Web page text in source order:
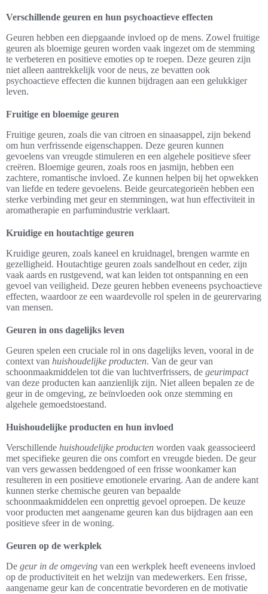
Verschillende geuren en hun psychoactieve effecten
Geuren hebben een diepgaande invloed op de mens. Zowel fruitige
geuren als bloemige geuren worden vaak ingezet om de stemming
te verbeteren en positieve emoties op te roepen. Deze geuren zijn
niet alleen aantrekkelijk voor de neus, ze bevatten ook
psychoactieve effecten die kunnen bijdragen aan een gelukkiger
leven.
Fruitige en bloemige geuren
Fruitige geuren, zoals die van citroen en sinaasappel, zijn bekend
om hun verfrissende eigenschappen. Deze geuren kunnen
gevoelens van vreugde stimuleren en een algehele positieve sfeer
creëren. Bloemige geuren, zoals roos en jasmijn, hebben een
zachtere, romantische invloed. Ze kunnen helpen bij het opwekken
van liefde en tedere gevoelens. Beide geurcategorieën hebben een
sterke verbinding met geur en stemmingen, wat hun effectiviteit in
aromatherapie en parfumindustrie verklaart.
Kruidige en houtachtige geuren
Kruidige geuren, zoals kaneel en kruidnagel, brengen warmte en
gezelligheid. Houtachtige geuren zoals sandelhout en ceder, zijn
vaak aards en rustgevend, wat kan leiden tot ontspanning en een
gevoel van veiligheid. Deze geuren hebben eveneens psychoactieve
effecten, waardoor ze een waardevolle rol spelen in de geurervaring
van mensen.
Geuren in ons dagelijks leven
Geuren spelen een cruciale rol in ons dagelijks leven, vooral in de
context van huishoudelijke producten. Van de geur van
schoonmaakmiddelen tot die van luchtverfrissers, de geurimpact
van deze producten kan aanzienlijk zijn. Niet alleen bepalen ze de
geur in de omgeving, ze beïnvloeden ook onze stemming en
algehele gemoedstoestand.
Huishoudelijke producten en hun invloed
Verschillende huishoudelijke producten worden vaak geassocieerd
met specifieke geuren die ons comfort en vreugde bieden. De geur
van vers gewassen beddengoed of een frisse woonkamer kan
resulteren in een positieve emotionele ervaring. Aan de andere kant
kunnen sterke chemische geuren van bepaalde
schoonmaakmiddelen een onprettig gevoel oproepen. De keuze
voor producten met aangename geuren kan dus bijdragen aan een
positieve sfeer in de woning.
Geuren op de werkplek
De geur in de omgeving van een werkplek heeft eveneens invloed
op de productiviteit en het welzijn van medewerkers. Een frisse,
aangename geur kan de concentratie bevorderen en de motivatie